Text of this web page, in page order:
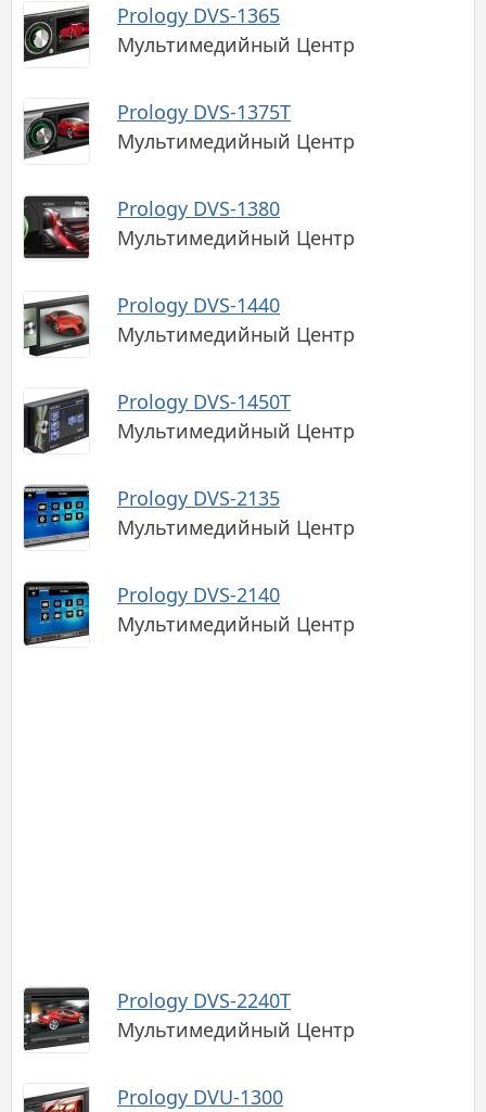
Prology DVS-1365
Мультимедийный Центр
Prology DVS-1375T
Мультимедийный Центр
Prology DVS-1380
Мультимедийный Центр
Prology DVS-1440
Мультимедийный Центр
Prology DVS-1450T
Мультимедийный Центр
Prology DVS-2135
Мультимедийный Центр
Prology DVS-2140
Мультимедийный Центр
Prology DVS-2240T
Мультимедийный Центр
Prology DVU-1300